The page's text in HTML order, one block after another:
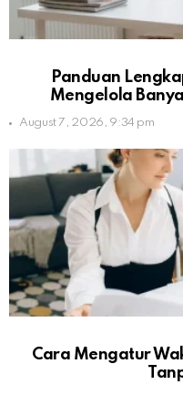
Panduan
Mengelola
August 7, 2026, 9:34 pm
Cara Mengatur